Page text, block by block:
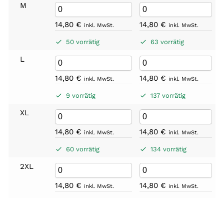
M
14,80 € inkl. MwSt.
50 vorrätig
14,80 € inkl. MwSt.
63 vorrätig
L
14,80 € inkl. MwSt.
9 vorrätig
14,80 € inkl. MwSt.
137 vorrätig
XL
14,80 € inkl. MwSt.
60 vorrätig
14,80 € inkl. MwSt.
134 vorrätig
2XL
14,80 € inkl. MwSt. 14,80 € inkl. MwSt.